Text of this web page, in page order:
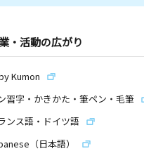
・活動の広がり
Kumon
習字・かきかた・筆ペン・毛筆
ンス語・ドイツ語
（日本語）